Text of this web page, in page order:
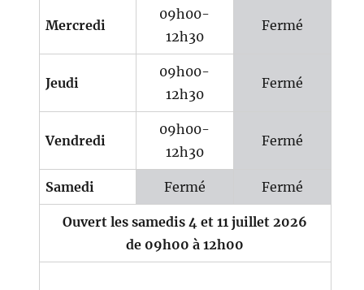
Mercredi
09h00-
12h30
Fermé
Jeudi
09h00-
12h30
Fermé
Vendredi
09h00-
12h30
Fermé
Samedi Fermé Fermé
Ouvert les samedis 4 et 11 juillet 2026
de 09h00 à 12h00